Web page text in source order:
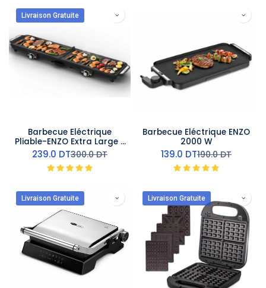
Livraison Gratuite
Barbecue Eléctrique
Pliable-ENZO Extra Large -
2400 W
239.0 DT300.0DT
Barbecue Eléctrique ENZO
2000 W
139.0 DT190.0DT
Livraison Gratuite Livraison Gratuite